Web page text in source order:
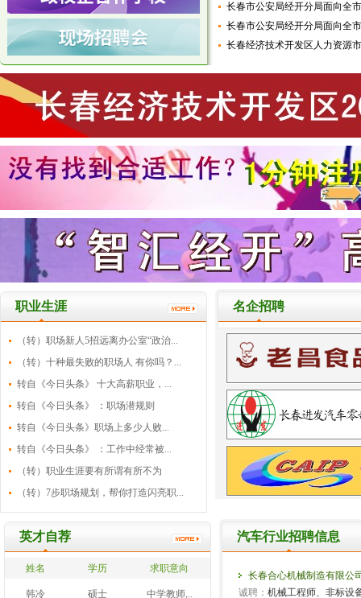
长春市公安局经开分局面向全
长春市公安局经开分局面向全
长春经济技术开发区人力资源
职业生涯
（转）职场新人5招远离办公室“政治...
（转）十种最失败的职场人 有你吗？...
转自《今日头条》 十大高薪职业，...
转自《今日头条》 ：职场潜规则
转自《今日头条》职场上多少人败...
转自《今日头条》 ：工作中经常被...
（转）职业生涯要有所谓有所不为
（转）7步职场规划，帮你打造闪亮职...
名企招聘
英才自荐
姓名 学历 求职意向
韩冷 硕士 中学教师,..
汽车行业招聘信息
长春合心机械制造有限公
诚聘： 机械工程师、非标设